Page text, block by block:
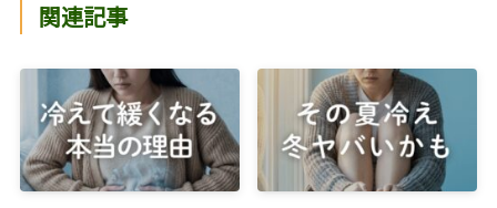
関連記事